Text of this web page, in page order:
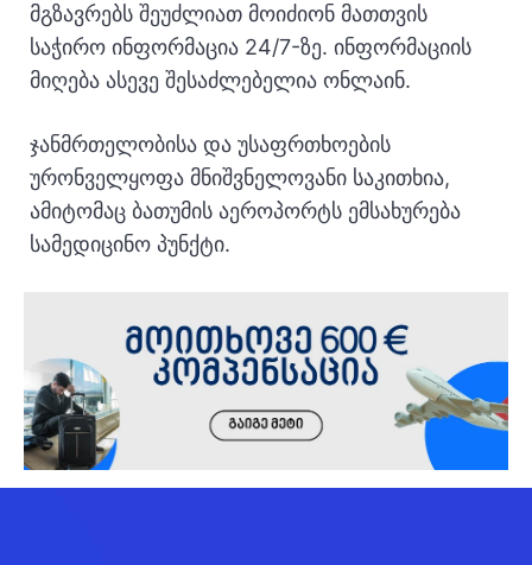
მგზავრებს შეუძლიათ მოიძიონ მათთვის
საჭირო ინფორმაცია 24/7-ზე. ინფორმაციის
მიღება ასევე შესაძლებელია ონლაინ.
ჯანმრთელობისა და უსაფრთხოების
ურონველყოფა მნიშვნელოვანი საკითხია,
ამიტომაც ბათუმის აეროპორტს ემსახურება
სამედიცინო პუნქტი.